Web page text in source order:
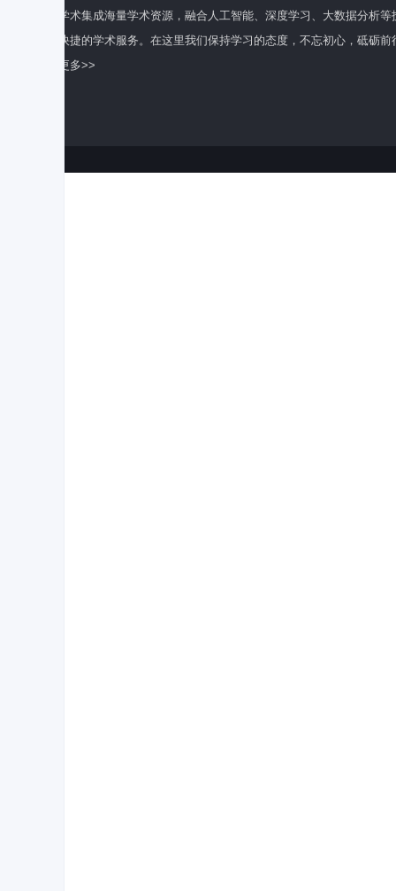
百度学术集成海量学术资源，融合人工智能、深度学习、大数据分析
全面快捷的学术服务。在这里我们保持学习的态度，不忘初心，砥砺前
了解更多>>